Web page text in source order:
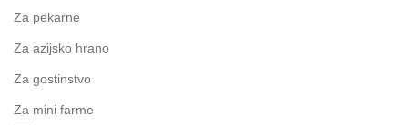
Za pekarne
Za azijsko hrano
Za gostinstvo
Za mini farme